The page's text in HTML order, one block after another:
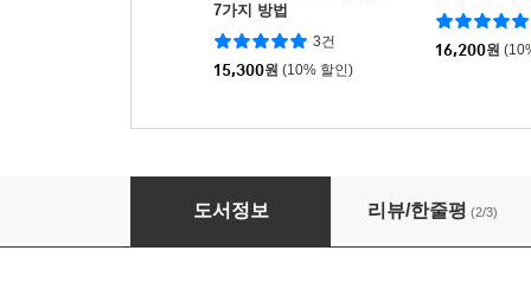
7가지 방법
3건
15,300원 (10% 할인)
16,200원
무역실무 정석(초보자를 위한)
도서정보 리뷰/한줄평 (2/3)